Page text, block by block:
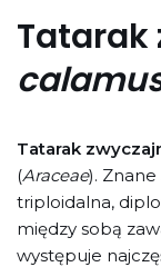
Tatarak
Tatarak
(Araceae).
triploidalna,
między sobą
występuje